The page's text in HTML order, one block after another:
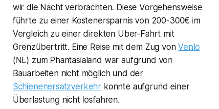
wir die Nacht verbrachten. Diese Vorgehensweise
führte zu einer Kostenersparnis von 200-300€ im
Vergleich zu einer direkten Uber-Fahrt mit
Grenzübertritt. Eine Reise mit dem Zug vonVenlo
(NL) zum Phantasialand war aufgrund von
Bauarbeiten nicht möglich und der
Schienenersatzverkehr konnte aufgrund einer
Überlastung nicht losfahren.